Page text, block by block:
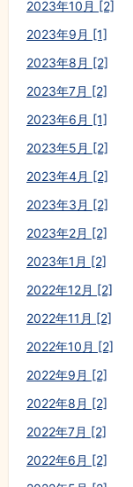
2023年10月 [2]
2023年9月 [1]
2023年8月 [2]
2023年7月 [2]
2023年6月 [1]
2023年5月 [2]
2023年4月 [2]
2023年3月 [2]
2023年2月 [2]
2023年1月 [2]
2022年12月 [2]
2022年11月 [2]
2022年10月 [2]
2022年9月 [2]
2022年8月 [2]
2022年7月 [2]
2022年6月 [2]